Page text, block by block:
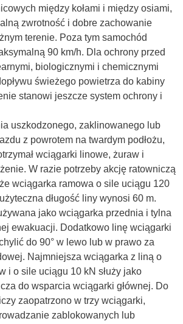
między kołami i między osiami,
zwrotność i dobre zachowanie
terenie. Poza tym samochód
90 km/h. Dla ochrony przed
biologicznymi i chemicznymi
świeżego powietrza do kabiny
stanowi jeszcze system ochrony i
uszkodzonego, zaklinowanego lub
z powrotem na twardym podłożu,
wciągarki linowe, żuraw i
W razie potrzeby akcję ratowniczą
wciągarka ramowa o sile uciągu 120
długość liny wynosi 60 m.
jako wciągarka przednia i tylna
ewakuacji. Dodatkowo linę wciągarki
do 90° w lewo lub w prawo za
Najmniejsza wciągarka z liną o
i o sile uciągu 10 kN służy jako
do wsparcia wciągarki głównej. Do
zaopatrzono w trzy wciągarki,
zablokowanych lub